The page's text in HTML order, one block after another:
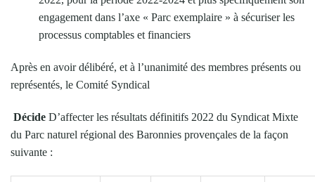
engagement dans l’axe « Parc exemplaire » à sécuriser les
processus comptables et financiers
Après en avoir délibéré, et à l’unanimité des membres présents ou
représentés, le Comité Syndical
Décide D’affecter les résultats définitifs 2022 du Syndicat Mixte
du Parc naturel régional des Baronnies provençales de la façon
suivante :